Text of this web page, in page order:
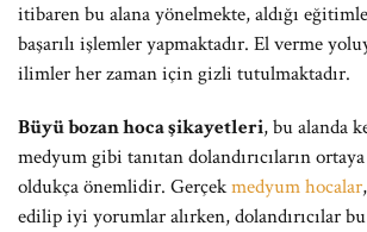
itibaren bu alana yönelmekte, aldığı
başarılı işlemler yapmaktadır. El verme
ilimler her zaman için gizli tutulmaktadır.
Büyü bozan hoca şikayetleri, bu alanda
medyum gibi tanıtan dolandırıcıların
oldukça önemlidir. Gerçekmedyum hocalar
edilip iyi yorumlar alırken, dolandırıcılar